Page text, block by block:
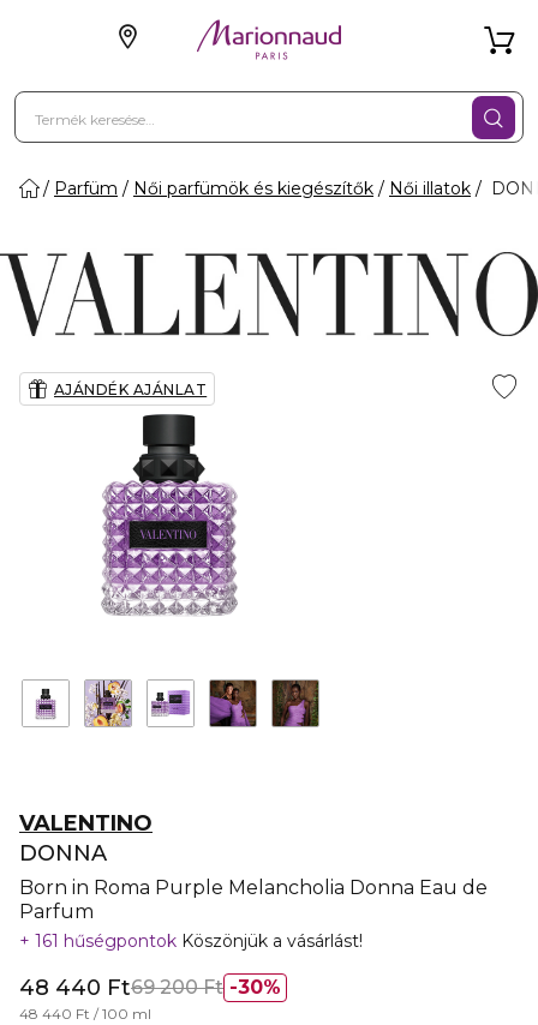
Parfüm Női parfümök és kiegészítők Női illatok
AJÁNDÉK AJÁNLAT
VALENTINO
DONNA
Born in Roma Purple Melancholia Donna Eau de
Parfum
161 hűségpontok Köszönjük a vásárlást!
30%
48 440 Ft69 200 Ft
48 440 Ft / 100 ml